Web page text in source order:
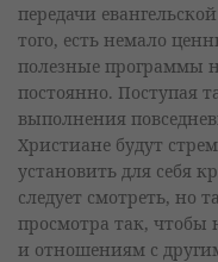
передачи
того, есть немало
полезные программы
постоянно. Поступая
выполнения
Христиане будут
установить для себя
следует смотреть, но
просмотра так, чтобы
и отношениям с